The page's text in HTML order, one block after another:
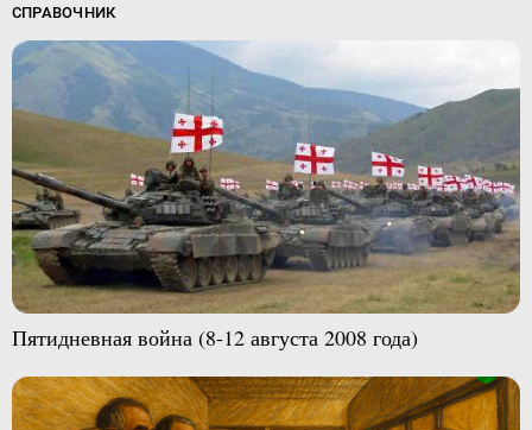
СПРАВОЧНИК
Пятидневная война (8-12 августа 2008 года)